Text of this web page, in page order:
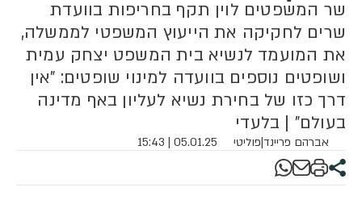
שר המשפטים לוין תקף בחריפות בוועדת
שרים לחקיקה את הייעוץ המשפטי לממשלה,
את המועמד לנשיא בית המשפט יצחק עמית
ושופטים נוספים בוועדה למינוי שופטים: "אין
דרך כזו של בחירת נשיא לעליון באף מדינה
בעולם" | בלעדי
אברהם פריינד|פוליטי 05.01.25 | 15:43